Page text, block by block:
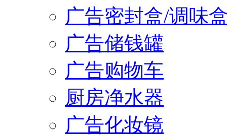
广告密封盒/调味
广告储钱罐
广告购物车
厨房净水器
广告化妆镜